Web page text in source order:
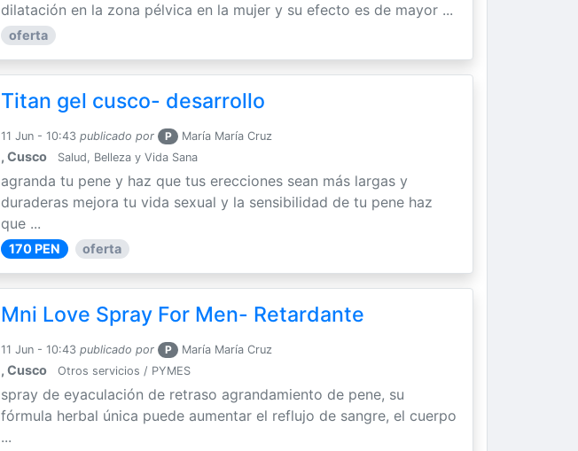
dilatación en la zona pélvica en la mujer y su efecto es de mayor ...
oferta
Titan gel cusco- desarrollo
11 Jun - 10:43 publicado por P María María Cruz
, Cusco Salud, Belleza y Vida Sana
agranda tu pene y haz que tus erecciones sean más largas y
duraderas mejora tu vida sexual y la sensibilidad de tu pene haz
que ...
170 PEN oferta
Mni Love Spray For Men- Retardante
11 Jun - 10:43 publicado por P María María Cruz
, Cusco Otros servicios / PYMES
spray de eyaculación de retraso agrandamiento de pene, su
fórmula herbal única puede aumentar el reflujo de sangre, el cuerpo
...